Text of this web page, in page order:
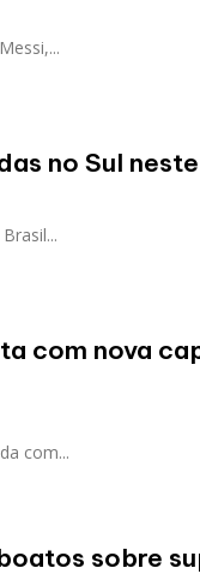
no Sul
com nova
com...
sobre